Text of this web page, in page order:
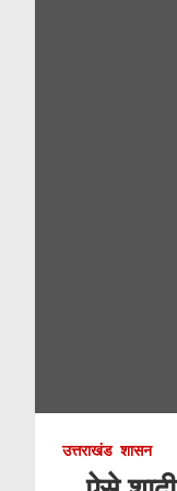
उत्तराखंड शासन